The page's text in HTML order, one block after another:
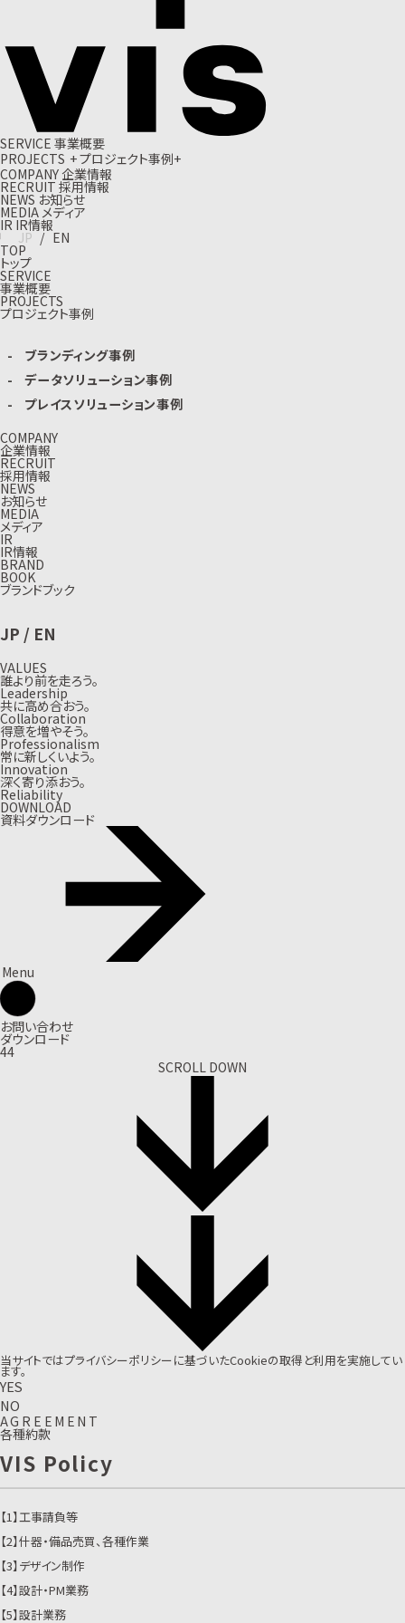
SERVICE 事業概要
PROJECTS +プロジェクト事例+
COMPANY企業情報
RECRUIT 採用情報
NEWS お知らせ
MEDIA メディア
IR IR情報
JP / EN
TOP
トップ
SERVICE
事業概要
PROJECTS
プロジェクト事例
ブランディング事例
データソリューション事例
プレイスソリューション事例
COMPANY
企業情報
RECRUIT
採用情報
NEWS
お知らせ
MEDIA
メディア
IR
IR情報
BRAND
BOOK
ブランドブック
JP / EN
VALUES
誰より前を走ろう。
Leadership
共に高め合おう。
Collaboration
得意を増やそう。
Professionalism
常に新しくいよう。
Innovation
深く寄り添おう。
Reliability
DOWNLOAD
資料ダウンロード
Menu
お問い合わせ
ダウンロード
44
SCROLL DOWN
当サイトではプライバシーポリシーに基づいたCookieの取得と利用を実施してい
ます。
YES
NO
AG R E E M E N T
各種約款
VIS Policy
【1】工事請負等
【2】什器・備品売買、各種作業
【3】デザイン制作
【4】設計・PM業務
【5】設計業務